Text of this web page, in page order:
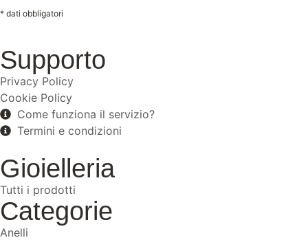
* dati obbligatori
Supporto
Privacy Policy
Cookie Policy
Come funziona il servizio?
Termini e condizioni
Gioielleria
Tutti i prodotti
Categorie
Anelli